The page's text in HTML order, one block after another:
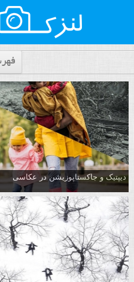
دیپتیک و جاکستا‌پوزیشن در عکاسی